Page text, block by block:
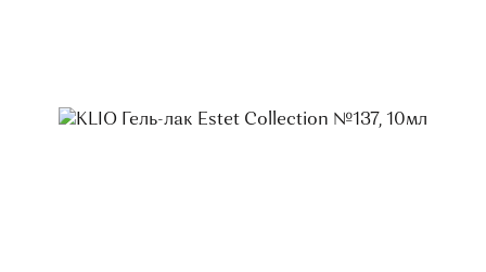
НОВИНКИ